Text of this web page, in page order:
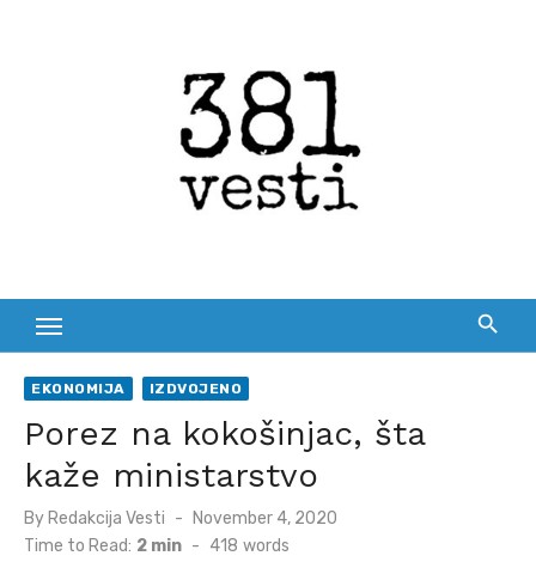
EKONOMIJA IZDVOJENO
Porez na kokošinjac, šta
kaže ministarstvo
By Redakcija Vesti
Posted
November 4, 2020
Time to Read: 2 min - 418 words